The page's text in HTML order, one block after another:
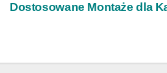
Dostosowane Montaże dla